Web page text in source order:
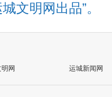
文明网出品”。
网 运城新闻网